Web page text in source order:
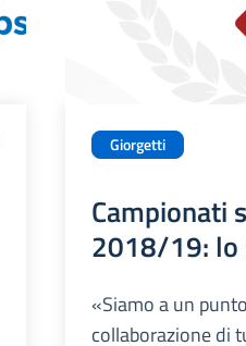
Giorgetti
Campionati
2018/19: lo
«Siamo a un
collaborazione di